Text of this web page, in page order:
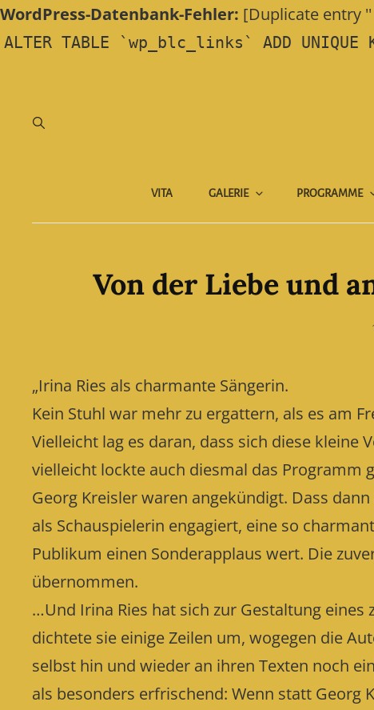
WordPress-Datenbank-Fehler: [Duplicate entry
ALTER TABLE `wp_blc_links` ADD
VITA GALERIE PROGRAMME
Von der Liebe und
„Irina Ries als charmante Sängerin.
Kein Stuhl war mehr zu ergattern, als es am
Vielleicht lag es daran, dass sich diese
vielleicht lockte auch diesmal das Programm
Georg Kreisler waren angekündigt. Dass
als Schauspielerin engagiert, eine so
Publikum einen Sonderapplaus wert. Die
übernommen.
…Und Irina Ries hat sich zur Gestaltung
dichtete sie einige Zeilen um, wogegen die
selbst hin und wieder an ihren Texten noch
als besonders erfrischend: Wenn statt Georg